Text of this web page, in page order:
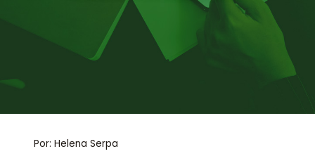
Links Úteis
Por: Helena Serpa